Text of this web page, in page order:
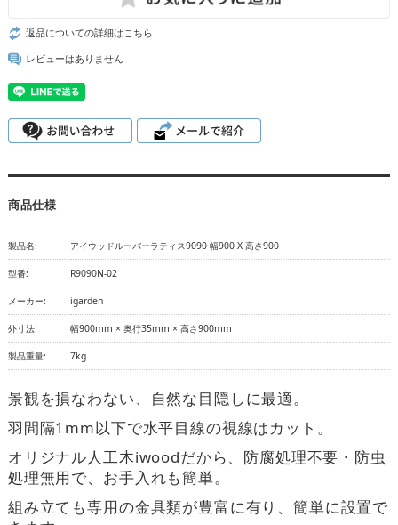
返品についての詳細はこちら
レビューはありません
商品仕様
製品名: アイウッドルーバーラティス9090 幅900 X 高さ900
型番: R9090N-02
メーカー: igarden
外寸法: 幅900mm × 奥行35mm × 高さ900mm
製品重量: 7kg
景観を損なわない、自然な目隠しに最適。
羽間隔1mm以下で水平目線の視線はカット。
オリジナル人工木iwoodだから、防腐処理不要・防虫
処理無用で、お手入れも簡単。
組み立ても専用の金具類が豊富に有り、簡単に設置で